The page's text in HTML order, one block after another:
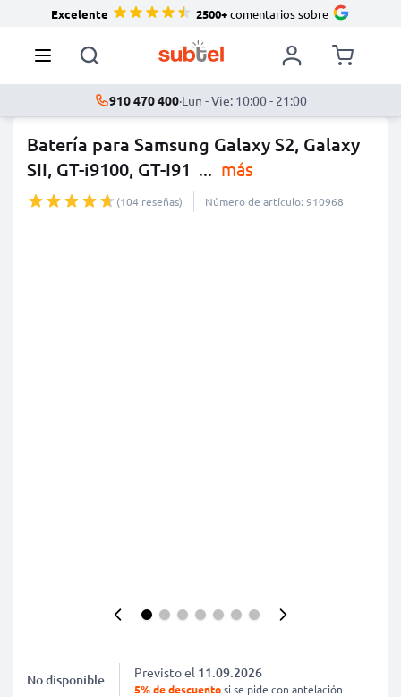
Excelente 2500+comentarios sobre
910 470 400·Lun - Vie: 10:00 - 21:00
Batería para Samsung Galaxy S2, Galaxy
SII, GT-i9100, GT-I91 ... más
(104 reseñas) Número de artículo: 910968
No disponible Previsto el 11.09.2026
5% de descuentosi se pide con antelación